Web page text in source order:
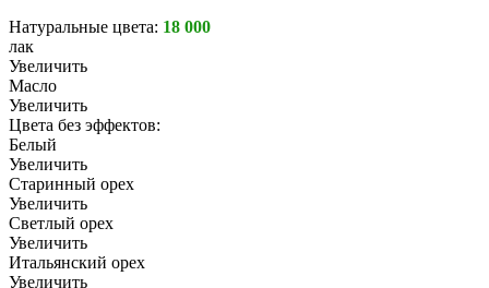
Натуральные цвета: 18 000
лак
Увеличить
Масло
Увеличить
Цвета без эффектов:
Белый
Увеличить
Старинный орех
Увеличить
Светлый орех
Увеличить
Итальянский орех
Увеличить